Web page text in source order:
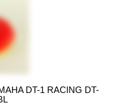
DT-1 RACING DT-